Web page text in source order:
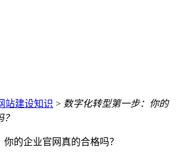
站建设知识 > 数字化转型第一步：你的
的企业官网真的合格吗？